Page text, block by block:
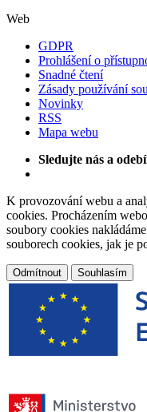
Web
GDPR
Prohlášení o
Snadné čtení
Zásady používání
Novinky
RSS
Mapa webu
Sledujte nás a
K provozování webu a
cookies. Procházením
soubory cookies
souborech cookies, jak je
Odmítnout Souhlasím